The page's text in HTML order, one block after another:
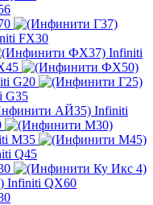
FX30
Infiniti
G20
G35
Infiniti
M35
Q45
Infiniti QX60